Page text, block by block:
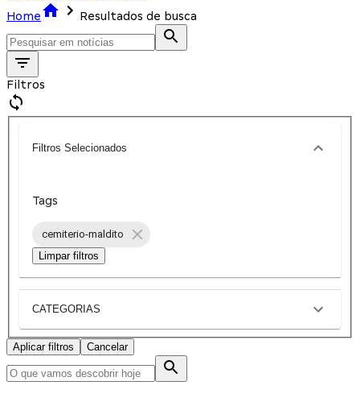
Home
Resultados de busca
Filtros
Filtros Selecionados
Tags
cemiterio-maldito
Limpar filtros
CATEGORIAS
Aplicar filtros Cancelar